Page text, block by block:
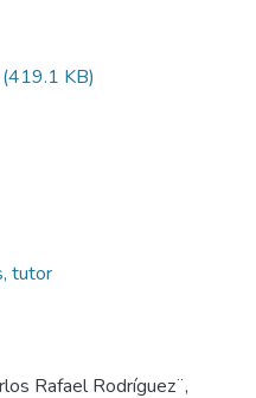
KB)
tutor
Rafael Rodríguez¨,